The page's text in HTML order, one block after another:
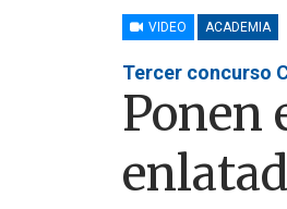
VIDEO ACADEMIA
Tercer concurso
Ponen